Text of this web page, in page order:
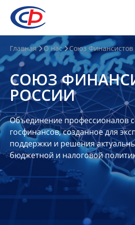
О
нас
О
СФР
Совет
Союза
Участники
Планы
отчеты
Контакты
Главная О нас Союз Финансистов
СОЮЗ
РОССИИ
Объединение профессионалов
госфинансов, созданное для
поддержки и решения
бюджетной и налоговой